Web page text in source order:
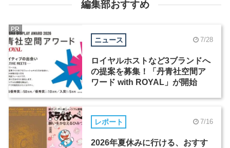
編集部おすすめ
ニュース 7/28
ロイヤルホストなど3ブランドへ
の提案を募集！「丹青社空間ア
ワード with ROYAL」が開始
PR
レポート 7/16
2026年夏休みに行ける、おすす